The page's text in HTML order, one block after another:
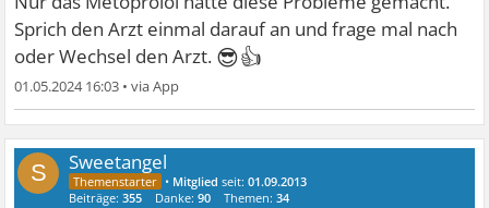
Sprich den Arzt einmal darauf an und frage mal nach
oder Wechsel den Arzt. 😎👍
01.05.2024 16:03 •
S Sweetangel
• Mitglied seit:01.09.2013
Beiträge:355 Danke:90 Themen:34